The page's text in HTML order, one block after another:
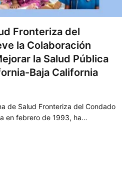
Fronteriza del
la Colaboración
la Salud Pública
Baja California
de Salud Fronteriza del Condado
en febrero de 1993, ha…